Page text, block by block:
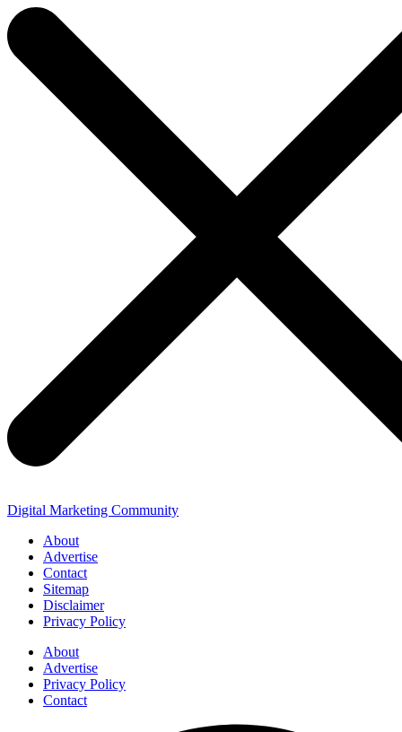
Digital Marketing Community
About
Advertise
Contact
Sitemap
Disclaimer
Privacy Policy
About
Advertise
Privacy Policy
Contact